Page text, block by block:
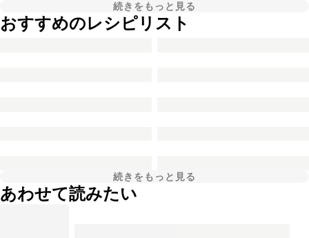
続きをもっと見る
おすすめのレシピリスト
続きをもっと見る
あわせて読みたい